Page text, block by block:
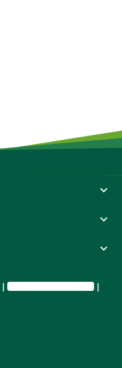
Privatsphäre-Einstellungen